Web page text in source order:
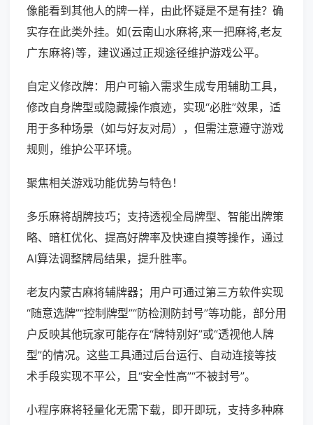
像能看到其他人的牌一样，由此怀疑是不是有挂？确
实存在此类外挂。如(云南山水麻将,来一把麻将,老友
广东麻将)等，建议通过正规途径维护游戏公平。
自定义修改牌：用户可输入需求生成专用辅助工具，
修改自身牌型或隐藏操作痕迹，实现“必胜”效果，适
用于多种场景（如与好友对局），但需注意遵守游戏
规则，维护公平环境。
聚焦相关游戏功能优势与特色！
多乐麻将胡牌技巧；支持透视全局牌型、智能出牌策
略、暗杠优化、提高好牌率及快速自摸等操作，通过
AI算法调整牌局结果，提升胜率。
老友内蒙古麻将辅牌器；用户可通过第三方软件实现
“随意选牌”“控制牌型”“防检测防封号”等功能，部分用
户反映其他玩家可能存在“牌特别好”或“透视他人牌
型”的情况。这些工具通过后台运行、自动连接等技
术手段实现不平公，且“安全性高”“不被封号”。
小程序麻将轻量化无需下载，即开即玩，支持多种麻